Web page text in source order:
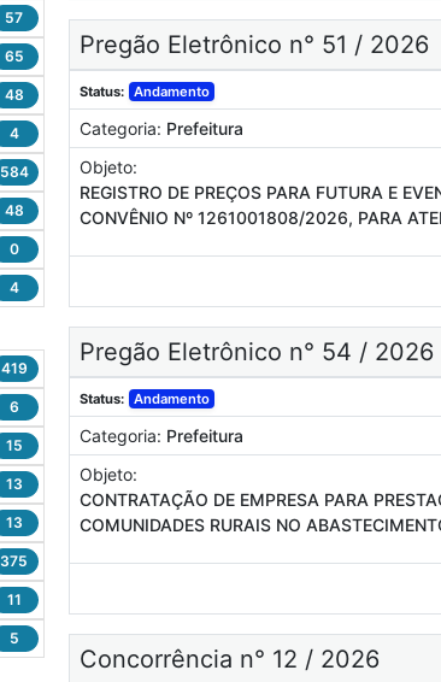
57
65
48
4
584
48
0
4
419
6
15
13
13
375
11
5
Pregão Eletrônico n° 51 / 2026
Status: Andamento
Categoria: Prefeitura
Objeto:
REGISTRO DE PREÇOS PARA FUTURA E
CONVÊNIO Nº 1261001808/2026, PARA
Pregão Eletrônico n° 54 / 2026
Status: Andamento
Categoria: Prefeitura
Objeto:
CONTRATAÇÃO DE EMPRESA PARA
COMUNIDADES RURAIS NO
Concorrência n° 12 / 2026